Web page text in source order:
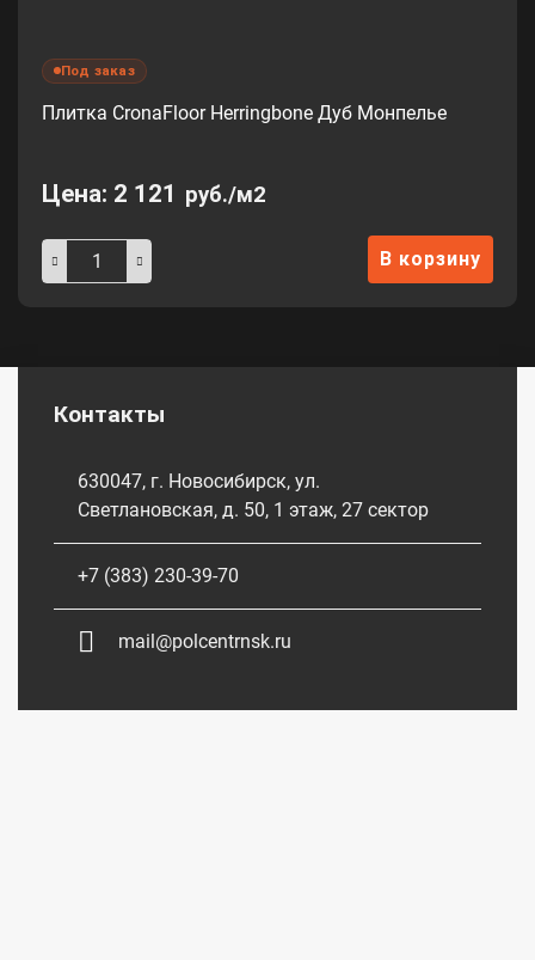
Под заказ
Плитка CronaFloor Herringbone Дуб Монпелье
Цена: 2 121 руб./м2
В корзину
Контакты
630047, г. Новосибирск, ул.
Светлановская, д. 50, 1 этаж, 27 сектор
+7 (383) 230-39-70
mail@polcentrnsk.ru